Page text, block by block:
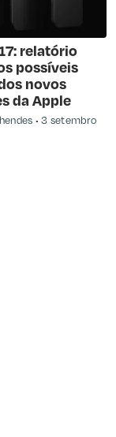
relatório
possíveis
novos
da Apple
3 setembro